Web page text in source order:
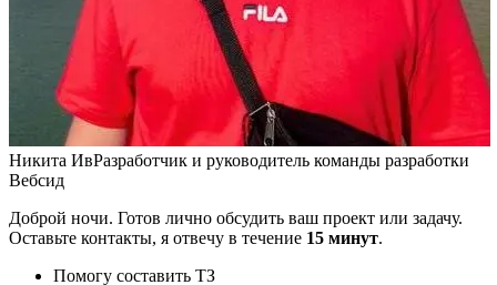
Никита ИвРазработчик и руководитель команды разработки
Вебсид
Доброй ночи. Готов лично обсудить ваш проект или задачу.
Оставьте контакты, я отвечу в течение 15 минут.
Помогу составить ТЗ